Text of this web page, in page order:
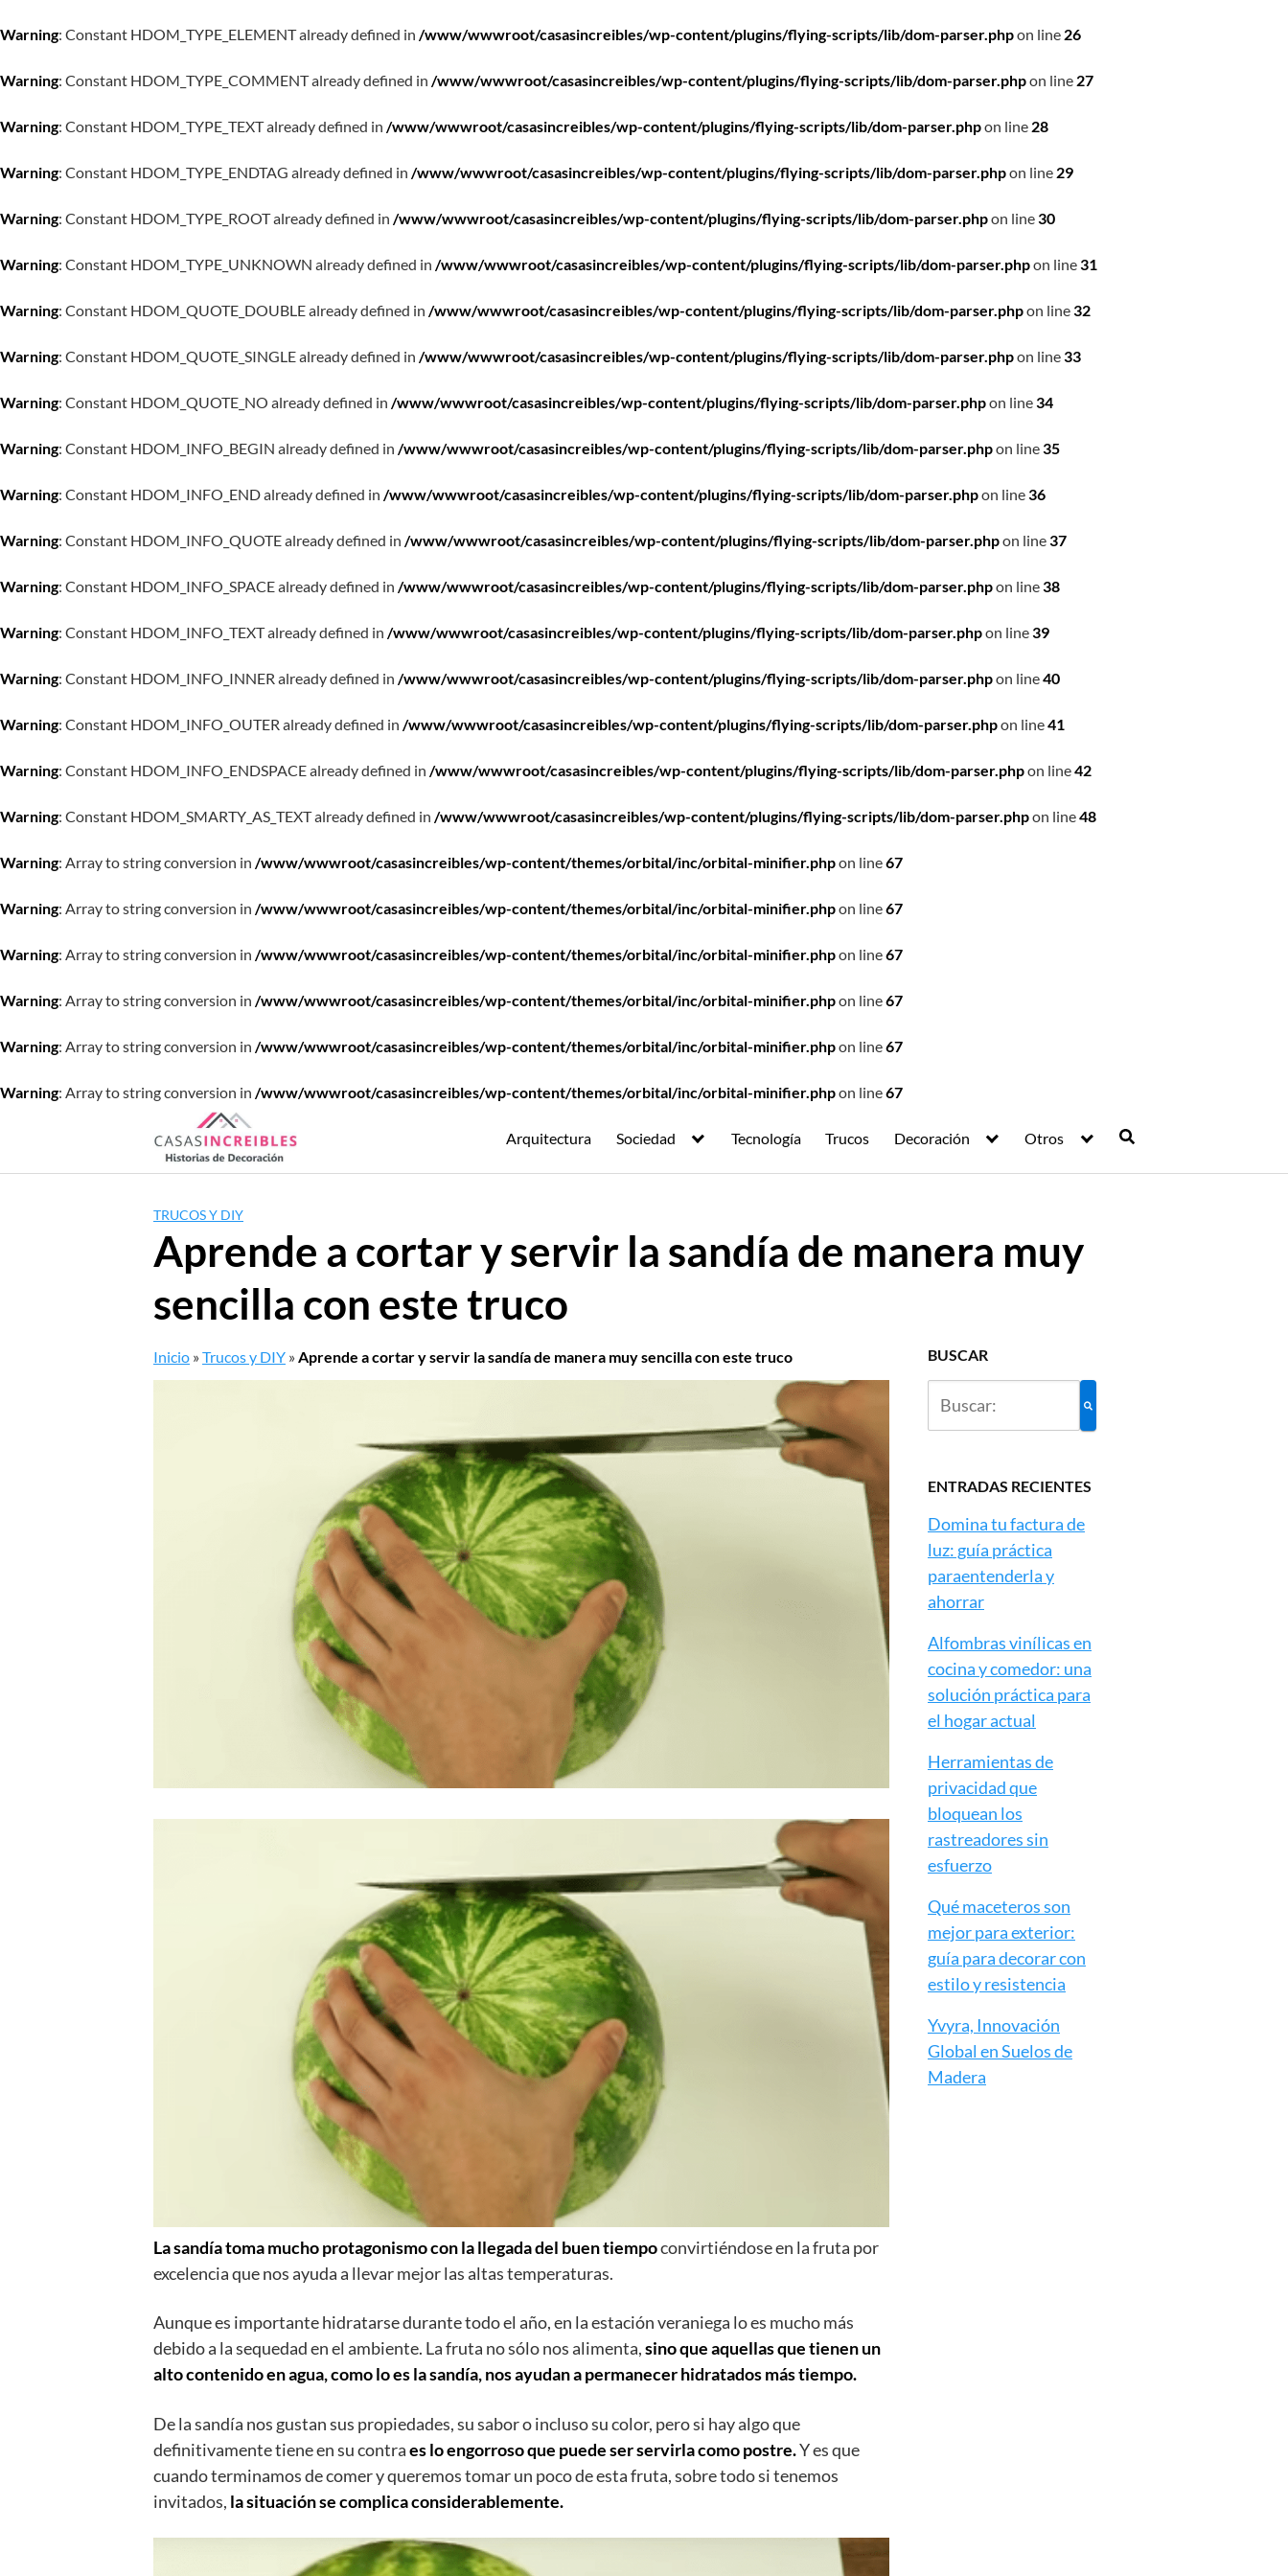
Warning: Constant HDOM_TYPE_ELEMENT already defined in /www/wwwroot/casasincreibles/wp-content/plugins/flying-scripts/lib/dom-parser.phpon line 26
Warning: Constant HDOM_TYPE_COMMENT already defined in /www/wwwroot/casasincreibles/wp-content/plugins/flying-scripts/lib/dom-parser.phpon line 27
Warning: Constant HDOM_TYPE_TEXT already defined in /www/wwwroot/casasincreibles/wp-content/plugins/flying-scripts/lib/dom-parser.phpon line 28
Warning: Constant HDOM_TYPE_ENDTAG already defined in /www/wwwroot/casasincreibles/wp-content/plugins/flying-scripts/lib/dom-parser.phpon line 29
Warning: Constant HDOM_TYPE_ROOT already defined in /www/wwwroot/casasincreibles/wp-content/plugins/flying-scripts/lib/dom-parser.phpon line30
Warning: Constant HDOM_TYPE_UNKNOWN already defined in /www/wwwroot/casasincreibles/wp-content/plugins/flying-scripts/lib/dom-parser.phpon line31
Warning: Constant HDOM_QUOTE_DOUBLE already defined in /www/wwwroot/casasincreibles/wp-content/plugins/flying-scripts/lib/dom-parser.phpon line32
Warning: Constant HDOM_QUOTE_SINGLE already defined in /www/wwwroot/casasincreibles/wp-content/plugins/flying-scripts/lib/dom-parser.phpon line33
Warning: Constant HDOM_QUOTE_NO already defined in /www/wwwroot/casasincreibles/wp-content/plugins/flying-scripts/lib/dom-parser.phpon line34
Warning: Constant HDOM_INFO_BEGIN already defined in /www/wwwroot/casasincreibles/wp-content/plugins/flying-scripts/lib/dom-parser.phpon line35
Warning: Constant HDOM_INFO_END already defined in /www/wwwroot/casasincreibles/wp-content/plugins/flying-scripts/lib/dom-parser.phpon line36
Warning: Constant HDOM_INFO_QUOTE already defined in /www/wwwroot/casasincreibles/wp-content/plugins/flying-scripts/lib/dom-parser.phpon line37
Warning: Constant HDOM_INFO_SPACE already defined in /www/wwwroot/casasincreibles/wp-content/plugins/flying-scripts/lib/dom-parser.phpon line38
Warning: Constant HDOM_INFO_TEXT already defined in /www/wwwroot/casasincreibles/wp-content/plugins/flying-scripts/lib/dom-parser.phpon line39
Warning: Constant HDOM_INFO_INNER already defined in /www/wwwroot/casasincreibles/wp-content/plugins/flying-scripts/lib/dom-parser.phpon line40
Warning: Constant HDOM_INFO_OUTER already defined in /www/wwwroot/casasincreibles/wp-content/plugins/flying-scripts/lib/dom-parser.phpon line41
Warning: Constant HDOM_INFO_ENDSPACE already defined in /www/wwwroot/casasincreibles/wp-content/plugins/flying-scripts/lib/dom-parser.phpon line42
Warning: Constant HDOM_SMARTY_AS_TEXT already defined in /www/wwwroot/casasincreibles/wp-content/plugins/flying-scripts/lib/dom-parser.phpon line48
Warning: Array to string conversion in /www/wwwroot/casasincreibles/wp-content/themes/orbital/inc/orbital-minifier.phpon line67
Warning: Array to string conversion in /www/wwwroot/casasincreibles/wp-content/themes/orbital/inc/orbital-minifier.phpon line67
Warning: Array to string conversion in /www/wwwroot/casasincreibles/wp-content/themes/orbital/inc/orbital-minifier.phpon line67
Warning: Array to string conversion in /www/wwwroot/casasincreibles/wp-content/themes/orbital/inc/orbital-minifier.phpon line67
Warning: Array to string conversion in /www/wwwroot/casasincreibles/wp-content/themes/orbital/inc/orbital-minifier.phpon line67
Warning: Array to string conversion in /www/wwwroot/casasincreibles/wp-content/themes/orbital/inc/orbital-minifier.phpon line67
Arquitectura Sociedad Tecnología Trucos Decoración Otros
TRUCOS Y DIY
Aprende a cortar y servir la sandía de manera muy
sencilla con este truco
Inicio »Trucos y DIY »Aprende a cortar y servir la sandía de manera muy sencilla con este truco
La sandía toma mucho protagonismo con la llegada del buen tiempoconvirtiéndose en la fruta por
excelencia que nos ayuda a llevar mejor las altas temperaturas.
Aunque es importante hidratarse durante todo el año, en la estación veraniega lo es mucho más
debido a la sequedad en el ambiente. La fruta no sólo nos alimenta,sino que aquellas que tienen un
alto contenido en agua, como lo es la sandía, nos ayudan a permanecer hidratados más tiempo.
De la sandía nos gustan sus propiedades, su sabor o incluso su color, pero si hay algo que
definitivamente tiene en su contraes lo engorroso que puede ser servirla como postre.Y es que
cuando terminamos de comer y queremos tomar un poco de esta fruta, sobre todo si tenemos
invitados, la situación se complica considerablemente.
BUSCAR
ENTRADAS RECIENTES
Domina tu factura de
luz: guía práctica
paraentenderla y
ahorrar
Alfombras vinílicas en
cocina y comedor: una
solución práctica para
el hogar actual
Herramientas de
privacidad que
bloquean los
rastreadores sin
esfuerzo
Qué maceteros son
mejor para exterior:
guía para decorar con
estilo y resistencia
Yvyra, Innovación
Global en Suelos de
Madera